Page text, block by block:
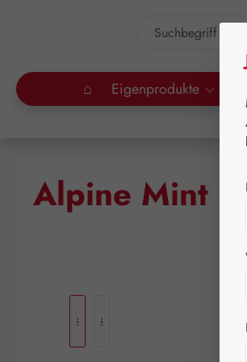
⌂ Eigenprodukte
Alpine Mint